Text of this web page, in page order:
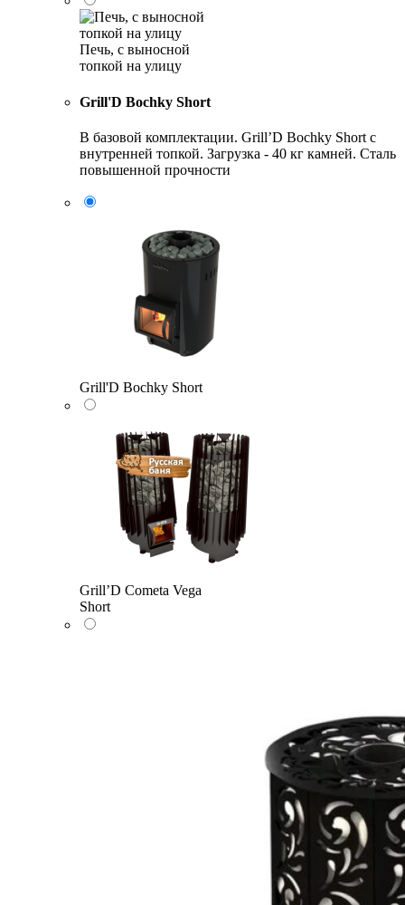
Печь, с выносной
топкой на улицу
Grill'D Bochky Short
В базовой комплектации. Grill’D Bochky Short с
внутренней топкой. Загрузка - 40 кг камней. Сталь
повышенной прочности
Grill'D Bochky Short
Grill’D Cometa Vega
Short